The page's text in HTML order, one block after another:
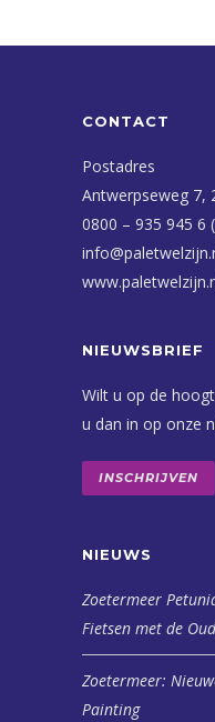
CONTACT
Postadres
Antwerpseweg 7,
0800 – 935 945 6
NIEUWSBRIEF
Wilt u op de
u dan in op onze
INSCHRIJVEN
NIEUWS
Zoetermeer
Fietsen met de
Zoetermeer:
Painting